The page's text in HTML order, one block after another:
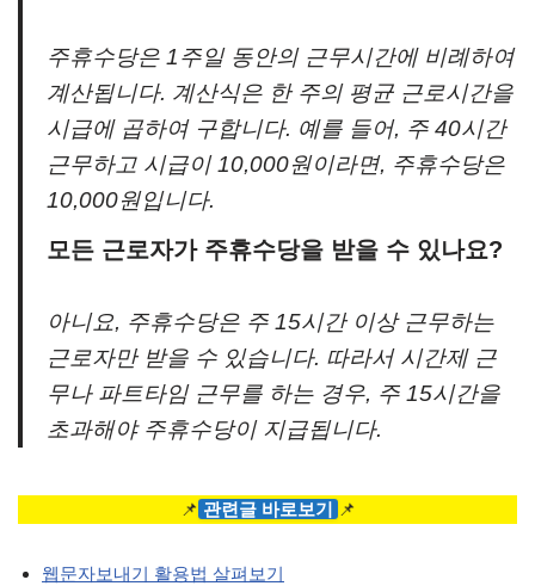
주휴수당은 1주일 동안의 근무시간에 비례하여
계산됩니다. 계산식은 한 주의 평균 근로시간을
시급에 곱하여 구합니다. 예를 들어, 주 40시간
근무하고 시급이 10,000원이라면, 주휴수당은
10,000원입니다.
모든 근로자가 주휴수당을 받을 수 있나요?
아니요, 주휴수당은 주 15시간 이상 근무하는
근로자만 받을 수 있습니다. 따라서 시간제 근
무나 파트타임 근무를 하는 경우, 주 15시간을
초과해야 주휴수당이 지급됩니다.
📌 관련글 바로보기 📌
웹문자보내기 활용법 살펴보기